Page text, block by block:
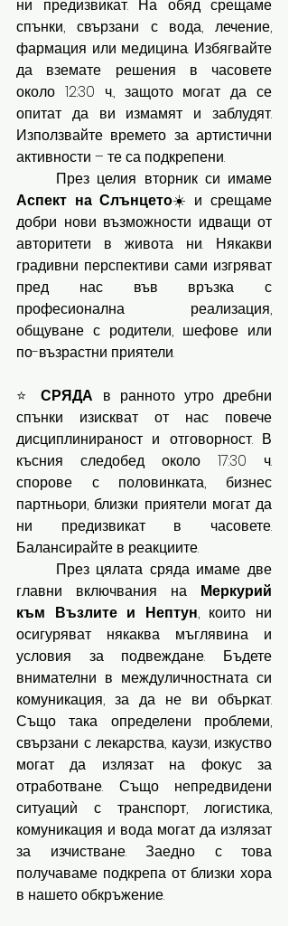
ни предизвикат. На обяд срещаме
спънки, свързани с вода, лечение,
фармация или медицина. Избягвайте
да вземате решения в часовете
около 12:30 ч., защото могат да се
опитат да ви измамят и заблудят.
Използвайте времето за артистични
активности – те са подкрепени.
Аспект на Слънцето☀️и срещаме
добри нови възможности идващи от
авторитети в живота ни. Някакви
градивни перспективи сами изгряват
пред нас във връзка с
професионална реализация,
общуване с родители, шефове или
по-възрастни приятели.
⭐ СРЯДА в ранното утро дребни
спънки изискват от нас повече
дисциплинираност и отговорност. В
късния следобед около 17:30 ч.
спорове с половинката, бизнес
партньори, близки приятели могат да
ни предизвикат в часовете.
Балансирайте в реакциите.
главни включвания на Меркурий
към Възлите и Нептун, които ни
осигуряват някаква мъглявина и
условия за подвеждане. Бъдете
внимателни в междуличностната си
комуникация, за да не ви объркат.
Също така определени проблеми,
свързани с лекарства, каузи, изкуство
могат да излязат на фокус за
отработване. Също непредвидени
ситуациѝ с транспорт, логистика,
комуникация и вода могат да излязат
за изчистване. Заедно с това
получаваме подкрепа от близки хора
в нашето обкръжение.